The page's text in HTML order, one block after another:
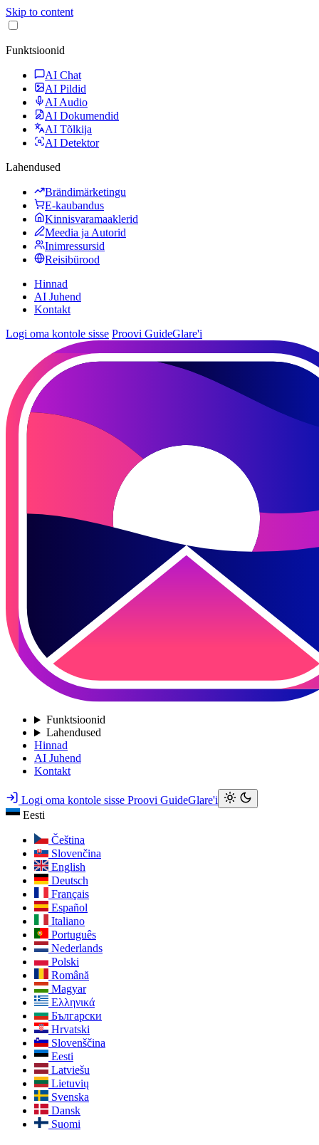
Skip to content
Funktsioonid
AI Chat
AI Pildid
AI Audio
AI Dokumendid
AI Tõlkija
AI Detektor
Lahendused
Brändimärketingu
E-kaubandus
Kinnisvaramaaklerid
Meedia ja Autorid
Inimressursid
Reisibürood
Hinnad
AI Juhend
Kontakt
Logi oma kontole sisse Proovi GuideGlare'i
Funktsioonid
Lahendused
Hinnad
AI Juhend
Kontakt
Logi oma kontole sisse Proovi GuideGlare'i
Eesti
Čeština
Slovenčina
English
Deutsch
Français
Español
Italiano
Português
Nederlands
Polski
Română
Magyar
Ελληνικά
Български
Hrvatski
Slovenščina
Eesti
Latviešu
Lietuvių
Svenska
Dansk
Suomi